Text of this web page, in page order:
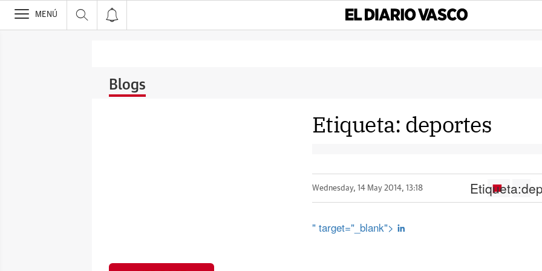
>
MENÚ
Blogs
Etiqueta: deportes
Wednesday, 14 May 2014, 13:18 Etiqueta:
" target="_blank">